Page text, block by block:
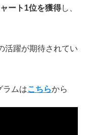
ート1位を獲得し、
活躍が期待されてい
ラムはこちらから